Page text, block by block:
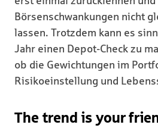
Börsenschwankungen nicht
lassen. Trotzdem kann es
Jahr einen Depot-Check zu
ob die Gewichtungen im
Risikoeinstellung und
The trend is your